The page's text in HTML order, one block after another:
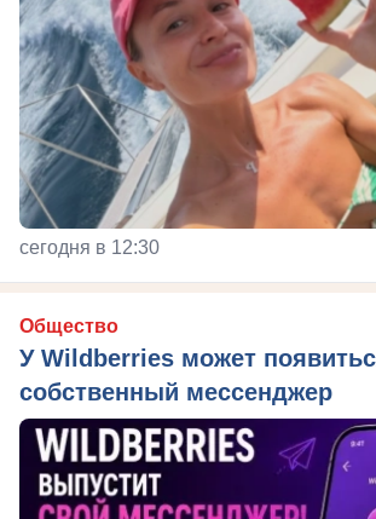
сегодня в 12:30
Общество
У Wildberries может
собственный мессенджер